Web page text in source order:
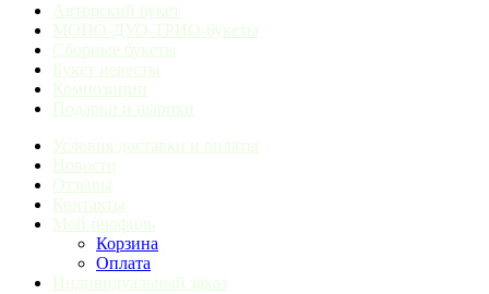
Авторский букет
МОНО-ДУО-ТРИО-букеты
Сборные букеты
Букет невесты
Композиции
Подарки и шарики
Условия доставки и оплаты
Новости
Отзывы
Контакты
Мой профиль
Корзина
Оплата
Индивидуальный заказ